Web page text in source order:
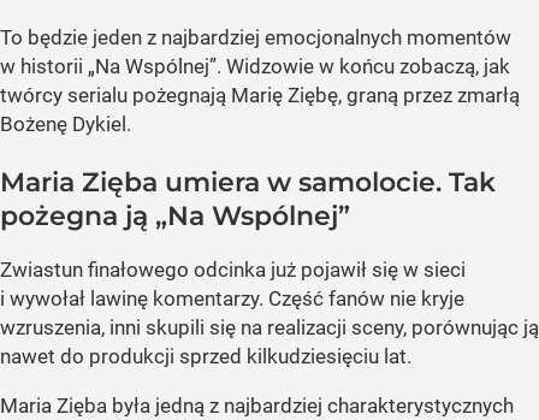
To będzie jeden z najbardziej emocjonalnych momentów
w historii „Na Wspólnej”. Widzowie w końcu zobaczą, jak
twórcy serialu pożegnają Marię Ziębę, graną przez zmarłą
Bożenę Dykiel.
Maria Zięba umiera w samolocie. Tak
pożegna ją „Na Wspólnej”
Zwiastun finałowego odcinka już pojawił się w sieci
i wywołał lawinę komentarzy. Część fanów nie kryje
wzruszenia, inni skupili się na realizacji sceny, porównując ją
nawet do produkcji sprzed kilkudziesięciu lat.
Maria Zięba była jedną z najbardziej charakterystycznych